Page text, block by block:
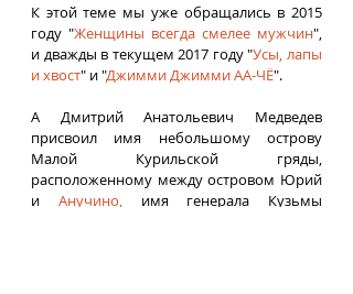
К этой теме мы уже обращались в 2015
году "Женщины всегда смелее мужчин",
и дважды в текущем 2017 году "Усы, лапы
и хвост" и "Джимми Джимми АА-ЧЁ".
А Дмитрий Анатольевич Медведев
присвоил имя небольшому острову
Малой Курильской гряды,
расположенному между островом Юрий
и Анучино, имя генерала Кузьмы